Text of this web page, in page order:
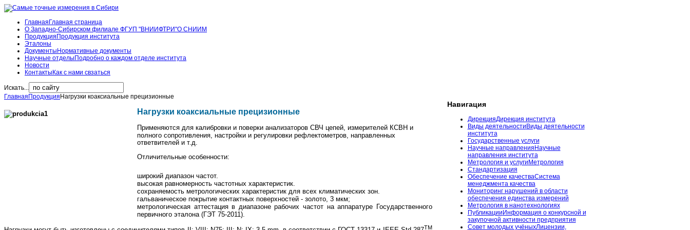
Главная Главная страница
О Западно-Сибирском филиале ФГУП "ВНИИФТРИ"О СНИИМ
Продукция Продукция института
Эталоны
Документы Нормативные документы
Научные отделы Подробно о каждом отделе института
Новости
Контакты Как с нами свзаться
Искать...
Главная Продукция Нагрузки коаксиальные прецизионные
Нагрузки коаксиальные прецизионные
Применяются для калибровки и поверки анализаторов СВЧ цепей, измерителей КСВН и
полного сопротивления, настройки и регулировки рефлектометров, направленных
ответвителей и т.д.
Отличительные особенности:
широкий диапазон частот.
высокая равномерность частотных характеристик.
сохраняемость метрологических характеристик для всех климатических зон.
гальваническое покрытие контактных поверхностей ‑ золото, 3 мкм;
метрологическая аттестация в диапазоне рабочих частот на аппаратуре Государственного
первичного эталона (ГЭТ 75-2011).
TM
Навигация
ДирекцияДирекция института
Виды деятельности Виды деятельности
института
Государственные услуги
Научные направления Научные
направления института
Метрология и услуги Метрология
Стандартизация
Обеспечение качестваСистема
менеджмента качества
Мониторинг нарушений в области
обеспечения единства измерений
Метрология в нанотехнологиях
Публикации Информация о конкурсной и
закупочной активности предприятия
Совет молодых учёныхЛицензии,